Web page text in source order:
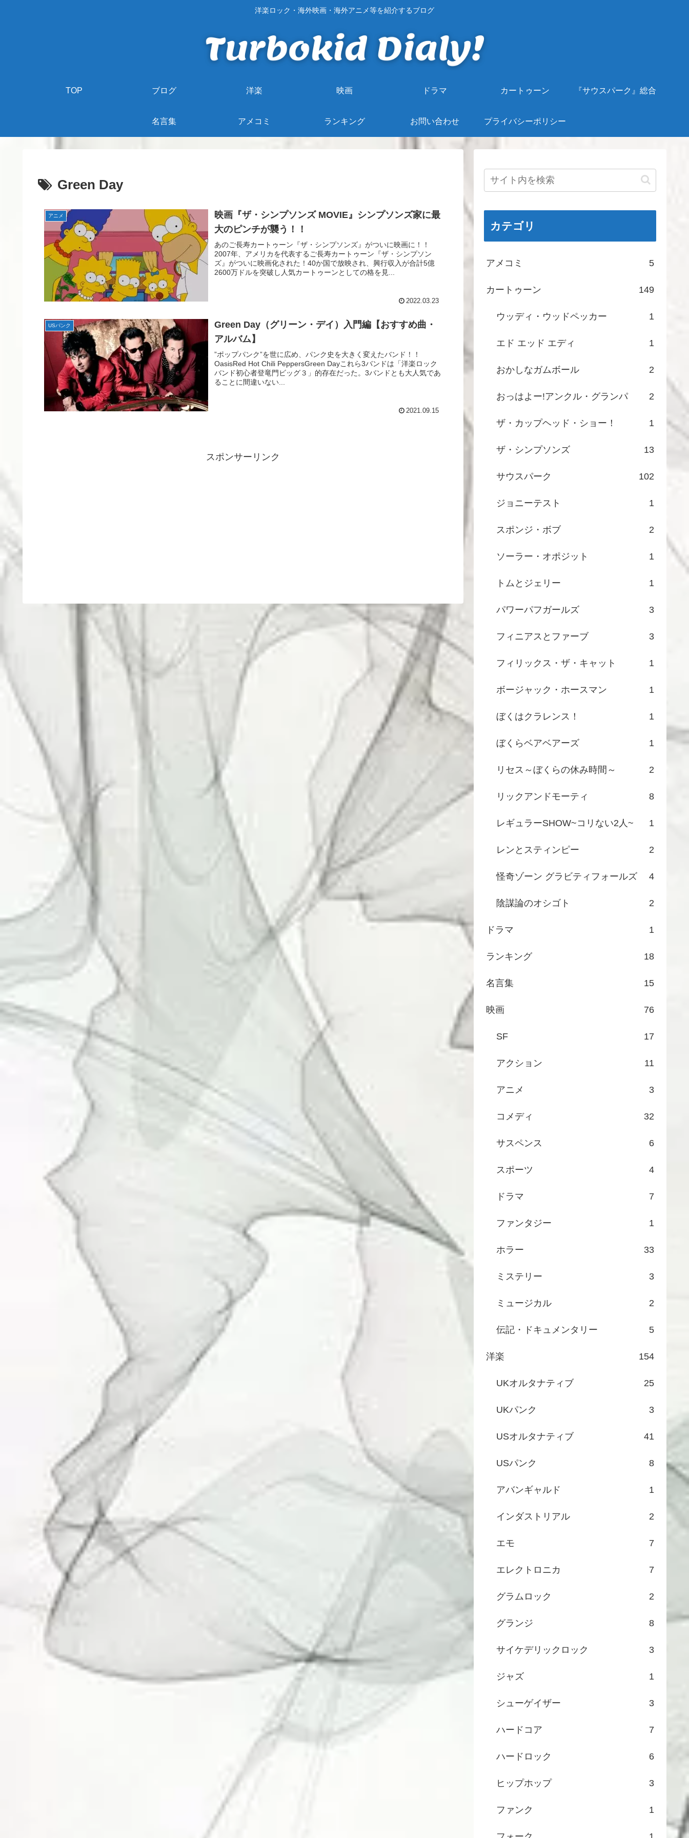
洋楽ロック・海外映画・海外アニメ等を紹介するブログ
TOP ブログ 洋楽 映画 ドラマ カートゥーン 『サウスパーク』総合
名言集 アメコミ ランキング お問い合わせ プライバシーポリシー
Green Day
アニメ
映画『ザ・シンプソンズ MOVIE』シンプソンズ家に最
大のピンチが襲う！！
あのご長寿カートゥーン『ザ・シンプソンズ』がついに映画に！！
2007年、アメリカを代表するご長寿カートゥーン『ザ・シンプソン
ズ』がついに映画化された！40か国で放映され、興行収入が合計5億
2600万ドルを突破し人気カートゥーンとしての格を見...
2022.03.23
USパンク
Green Day（グリーン・デイ）入門編【おすすめ曲・
アルバム】
”ポップパンク”を世に広め、パンク史を大きく変えたバンド！！
OasisRed Hot Chili PeppersGreen Dayこれら3バンドは「洋楽ロック
バンド初心者登竜門ビッグ３」的存在だった。3バンドとも大人気であ
ることに間違いない...
2021.09.15
スポンサーリンク
カテゴリ
アメコミ 5
カートゥーン 149
ウッディ・ウッドペッカー 1
エド エッド エディ 1
おかしなガムボール 2
おっはよー!アンクル・グランパ 2
ザ・カップヘッド・ショー！ 1
ザ・シンプソンズ 13
サウスパーク 102
ジョニーテスト 1
スポンジ・ボブ 2
ソーラー・オポジット 1
トムとジェリー 1
パワーパフガールズ 3
フィニアスとファーブ 3
フィリックス・ザ・キャット 1
ボージャック・ホースマン 1
ぼくはクラレンス！ 1
ぼくらベアベアーズ 1
リセス～ぼくらの休み時間～ 2
リックアンドモーティ 8
レギュラーSHOW~コリない2人~ 1
レンとスティンピー 2
怪奇ゾーン グラビティフォールズ 4
陰謀論のオシゴト 2
ドラマ 1
ランキング 18
名言集 15
映画 76
SF 17
アクション 11
アニメ 3
コメディ 32
サスペンス 6
スポーツ 4
ドラマ 7
ファンタジー 1
ホラー 33
ミステリー 3
ミュージカル 2
伝記・ドキュメンタリー 5
洋楽 154
UKオルタナティブ 25
UKパンク 3
USオルタナティブ 41
USパンク 8
アバンギャルド 1
インダストリアル 2
エモ 7
エレクトロニカ 7
グラムロック 2
グランジ 8
サイケデリックロック 3
ジャズ 1
シューゲイザー 3
ハードコア 7
ハードロック 6
ヒップホップ 3
ファンク 1